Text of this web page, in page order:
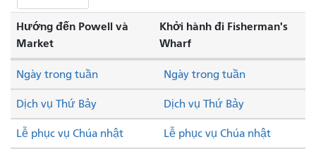
Hướng đến Powell và
Market
Khởi hành đi Fisherman's
Wharf
Dịch vụ Thứ Bảy Dịch vụ Thứ Bảy
Lễ phục vụ Chúa nhật Lễ phục vụ Chúa nhật
Ngày trong tuần Ngày trong tuần